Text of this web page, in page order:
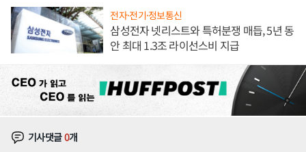
전자·전기·정보통신
삼성전자 넷리스트와 특허분쟁 매듭, 5년 동
안 최대 1.3조 라이선스비 지급
기사댓글0개